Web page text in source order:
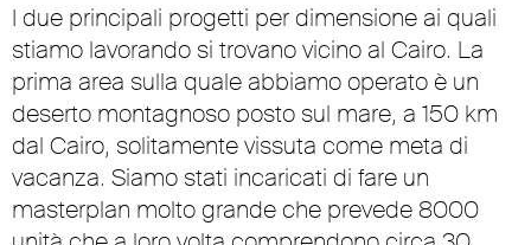
I due principali progetti per dimensione ai quali
stiamo lavorando si trovano vicino al Cairo. La
prima area sulla quale abbiamo operato è un
deserto montagnoso posto sul mare, a 150 km
dal Cairo, solitamente vissuta come meta di
vacanza. Siamo stati incaricati di fare un
masterplan molto grande che prevede 8000